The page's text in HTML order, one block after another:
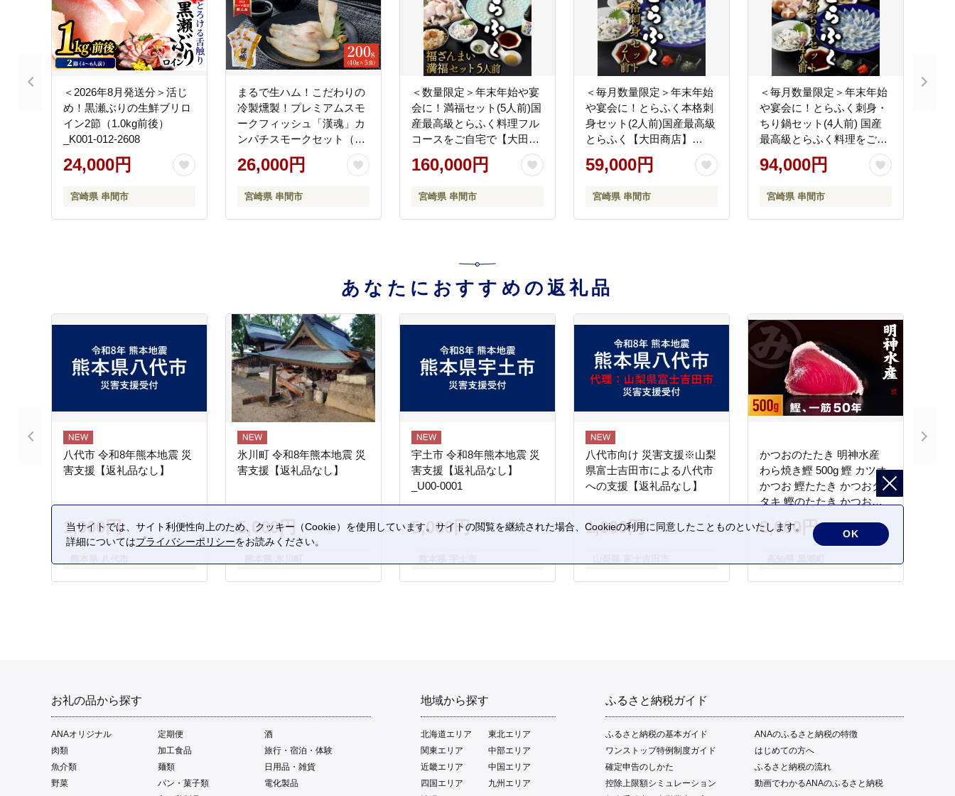
＜2026年8月発送分＞活じ
め！黒瀬ぶりの生鮮ブリロ
イン2節（1.0kg前後）
_K001-012-2608
24,000円
宮崎県 串間市
まるで生ハム！こだわりの
冷製燻製！プレミアムスモ
ークフィッシュ「漢魂」カ
ンパチスモークセット（各
40g 計5袋）【マルエイ水
産株式会社】_K003-001
26,000円
宮崎県 串間市
＜数量限定＞年末年始や宴
会に！満福セット(5人前)国
産最高級とらふく料理フル
コースをご自宅で【大田商
店】_K023-003
160,000円
宮崎県 串間市
＜毎月数量限定＞年末年始
や宴会に！とらふく本格刺
身セット(2人前)国産最高級
とらふく【大田商店】
59,000円
宮崎県 串間市
＜毎月数量限定＞年末年始
や宴会に！とらふく刺身・
ちり鍋セット(4人前) 国産
最高級とらふく料理をご自
宅で【大田商店】_K023-
002
94,000円
宮崎県 串間市
あなたにおすすめの返礼品
八代市 令和8年熊本地震 災
害支援【返礼品なし】
1,000円
氷川町 令和8年熊本地震 災
害支援【返礼品なし】
5,000円
宇土市 令和8年熊本地震 災
害支援【返礼品なし】
_U00-0001
5,000円
八代市向け 災害支援※山梨
県富士吉田市による八代市
への支援【返礼品なし】
1,000円
かつおのたたき 明神水産
わら焼き鰹 500g 鰹 カツオ
かつお 鰹たたき かつおタ
タキ 鰹のたたき かつおの
タタキ 藁焼き わら焼き 魚
さかな 海鮮 刺身 お刺身 冷
凍 ご家庭用 グルメ 特産品
ご当地 本場 高知 黒潮町 ギ
フト 贈答品 人気 返礼品 ふ
8,000円
お礼の品から探す
ANAオリジナル 定期便
酒
肉類
加工食品
旅行・宿泊・体験
魚介類
麺類
日用品・雑貨
野菜
パン・菓子類
電化製品
地域から探す
北海道エリア
東北エリア
関東エリア
中部エリア
近畿エリア
中国エリア
四国エリア
九州エリア
ふるさと納税ガイド
ふるさと納税の基本ガイド
ANAのふるさと納税の特徴
ワンストップ特例制度ガイド
はじめての方へ
確定申告のしかた
ふるさと納税の流れ
控除上限額シミュレーション
動画でわかるANAのふるさと納税
当サイトでは、サイト利便性向上のため、クッキー（Cookie）を使用しています。サイトの閲覧を継続された場合、Cookieの利用に同意したことものといたします。
詳細についてはプライバシーポリシーをお読みください。
OK